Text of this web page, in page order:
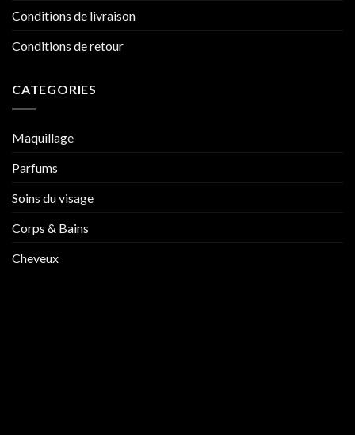
Conditions de livraison
Conditions de retour
CATEGORIES
Maquillage
Parfums
Soins du visage
Corps & Bains
Cheveux